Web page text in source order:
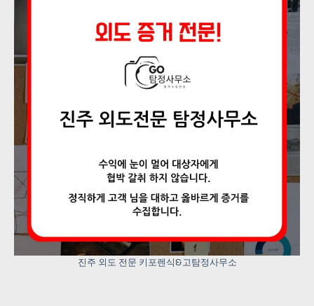
진주 외도 전문 키포렌식&고탐정사무소